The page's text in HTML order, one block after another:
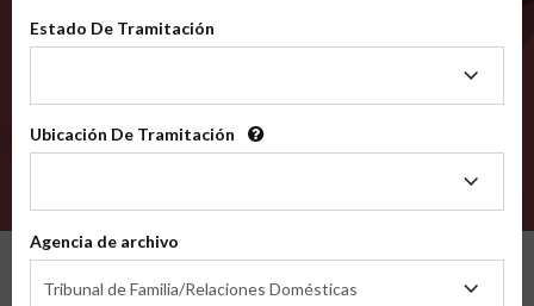
Estado De Tramitación
Tramitación
Ubicación De Tramitación
Tramitación
Agencia de archivo
Tribunal de Familia/Relaciones Domésticas
de